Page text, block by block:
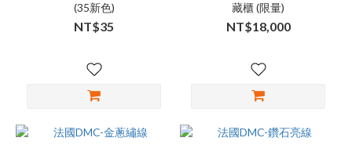
(35新色)
NT$35
藏櫃 (限量)
NT$18,000